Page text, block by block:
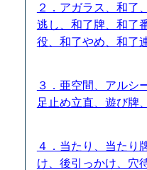
２．アガラス、和了
逃し、和了牌、和了
役、和了やめ、和了
３．亜空間、アルシ
足止め立直、遊び牌
４．当たり、当たり
け、後引っかけ、穴